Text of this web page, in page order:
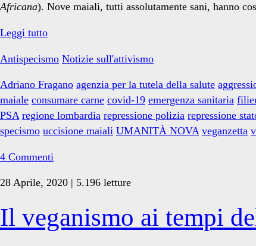
Africana). Nove maiali, tutti assolutamente sani, hanno
Leggi tuttoIrruzione
contro
Liberi
Antispecismo Notizie sull'attivismo
Adriano Fragano agenzia per la tutela della salute
maiale consumare carne covid-19 emergenza sanitaria
PSA regione lombardia repressione polizia repressione
specismo uccisione maiali UMANITÀ NOVA veganzetta
4 Commenti
28 Aprile, 2020 | 5.196 letture
Il veganismo ai tempi